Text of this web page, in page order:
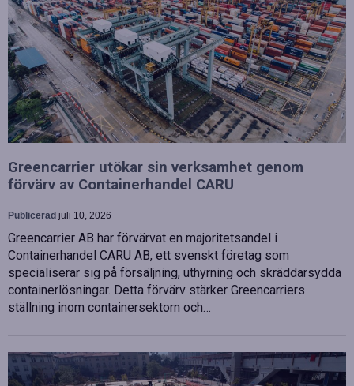
Greencarrier utökar sin verksamhet genom
förvärv av Containerhandel CARU
Publicerad juli 10, 2026
Greencarrier AB har förvärvat en majoritetsandel i
Containerhandel CARU AB, ett svenskt företag som
specialiserar sig på försäljning, uthyrning och skräddarsydda
containerlösningar. Detta förvärv stärker Greencarriers
ställning inom containersektorn och…